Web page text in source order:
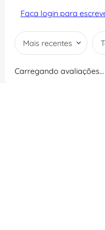
Faça login para
Mais recentes
Carregando avaliações…